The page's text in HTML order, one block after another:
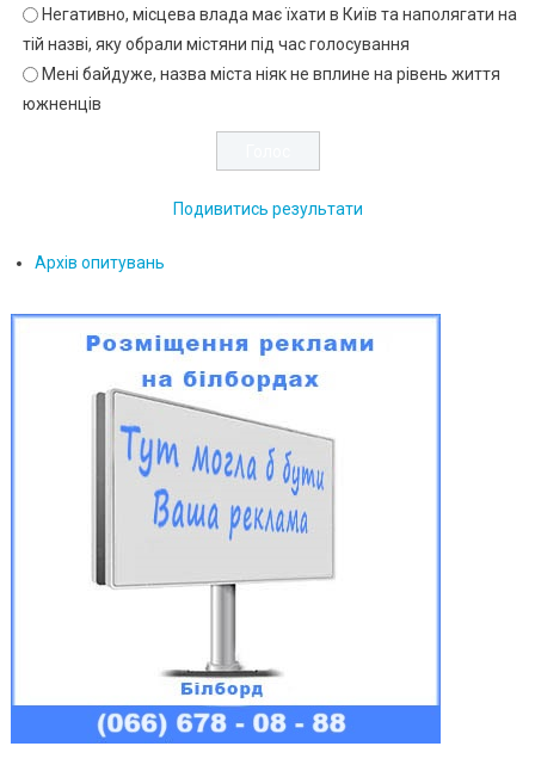
Негативно, місцева влада має їхати в Київ та наполягати на
тій назві, яку обрали містяни під час голосування
Мені байдуже, назва міста ніяк не вплине на рівень життя
южненців
Подивитись результати
Архів опитувань